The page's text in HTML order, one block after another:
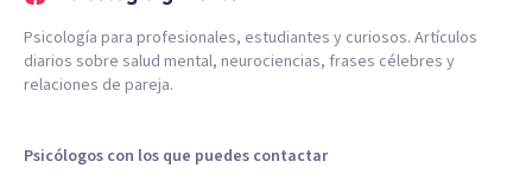
Psicología para profesionales, estudiantes y curiosos. Artículos
diarios sobre salud mental, neurociencias, frases célebres y
relaciones de pareja.
Psicólogos con los que puedes contactar